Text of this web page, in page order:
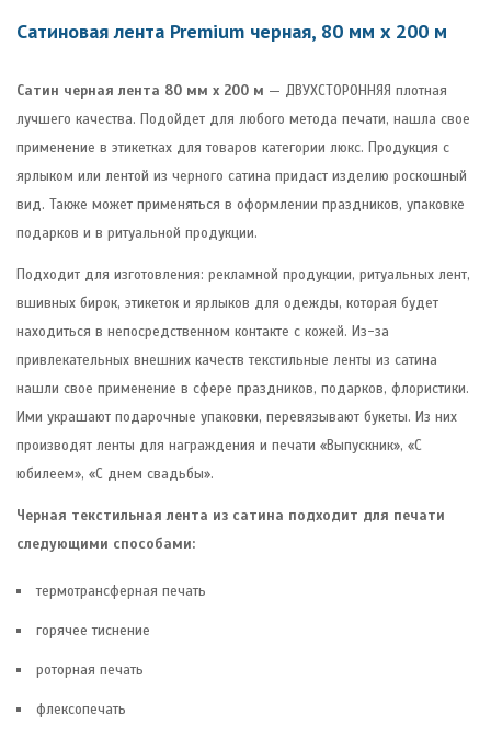
Сатиновая лента Premium черная, 80 мм х 200 м
Cатин черная лента 80 мм х 200 м — ДВУХСТОРОННЯЯ плотная
лучшего качества. Подойдет для любого метода печати, нашла свое
применение в этикетках для товаров категории люкс. Продукция с
ярлыком или лентой из черного сатина придаст изделию роскошный
вид. Также может применяться в оформлении праздников, упаковке
подарков и в ритуальной продукции.
Подходит для изготовления: рекламной продукции, ритуальных лент,
вшивных бирок, этикеток и ярлыков для одежды, которая будет
находиться в непосредственном контакте с кожей. Из-за
привлекательных внешних качеств текстильные ленты из сатина
нашли свое применение в сфере праздников, подарков, флористики.
Ими украшают подарочные упаковки, перевязывают букеты. Из них
производят ленты для награждения и печати «Выпускник», «С
юбилеем», «С днем свадьбы».
Черная текстильная лента из сатина подходит для печати
следующими способами:
термотрансферная печать
горячее тиснение
роторная печать
флексопечать